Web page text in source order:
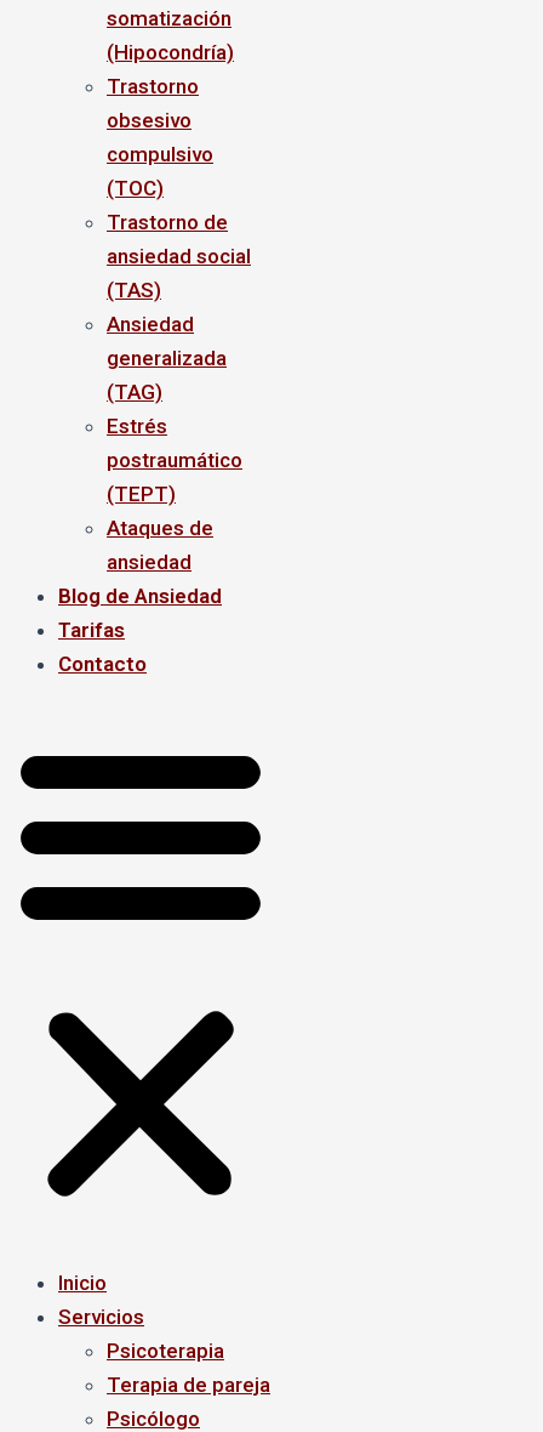
somatización
(Hipocondría)
Trastorno
obsesivo
compulsivo
(TOC)
Trastorno de
ansiedad social
(TAS)
Ansiedad
generalizada
(TAG)
Estrés
postraumático
(TEPT)
Ataques de
ansiedad
Blog de Ansiedad
Tarifas
Contacto
Inicio
Servicios
Psicoterapia
Terapia de pareja
Psicólogo